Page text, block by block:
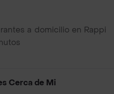
a domicilio en Rappi
Cerca de Mi